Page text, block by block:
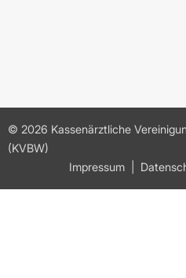
© 2026 Kassenärztliche
(KVBW)
Impressum